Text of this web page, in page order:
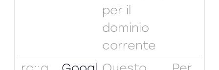
per il
dominio
corrente